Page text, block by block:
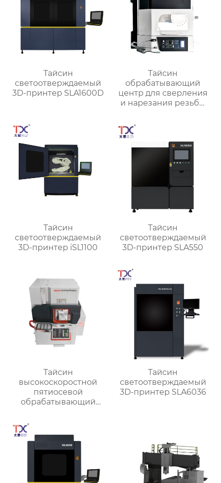
Тайсин
светоотверждаемый
3D-принтер SLA1600D
Тайсин
обрабатывающий
центр для сверления
и нарезания резьбы
Тайсин
светоотверждаемый
3D-принтер iSL1100
Тайсин
светоотверждаемый
3D-принтер SLA550
Тайсин
высокоскоростной
пятиосевой
обрабатывающий
Тайсин
светоотверждаемый
3D-принтер SLA6036